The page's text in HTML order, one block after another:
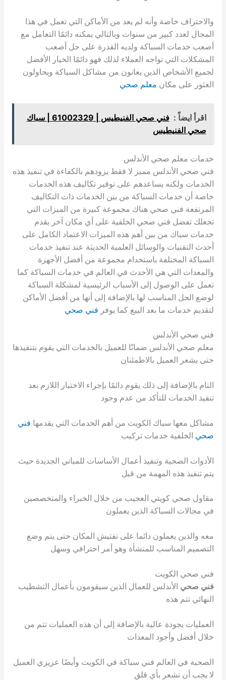
والاحتراف خاصة وأنه لم يعد من الأماكن التي تعمل في هذا
المجال لعدد كبير من سنوات وبالتالي يمكنه دائمًا التعامل مع
أصعب خدمات السباكة ولديه القدرة على حل أصعب
المشكلات التي تواجه العملاء لذلك فهو دائمًا الخيار الأفضل
لجميع الأشخاص الذين يعانون من مشاكل السباكة ويحاولون
العثور على مكان معلم صحي
اقرأ ايضاً :
فني صحي الفنيطيس | 61002329 | سباك
صحي الفنيطيس
خدمات معلم صحي الأندلس
فني صحي الأندلس مميز لا فقط يزودهم بالكفاءة في تنفيذ هذه
الخدمات ولكنه يساعدهم على توفير تكاليف هذه الخدمات
خاصة أن خدمات السباكة من بين الخدمات ذات التكاليف
المرتفعة فني صحي هناك مجموعة كبيرة من الميزات التي
تجعلك تفضل فني صحي الخلفية على أي مكان آخر يقدم
خدمات سباك من بين أهم هذه الميزات الاعتماد الكامل على
أحدث التقنيات والوسائل العلمية الحديثة عند تنفيذ خدمات
السباكة المختلفة باستخدام مجموعة من أفضل الأجهزة
والمعدات التي هي الأحدث في العالم في خدمات السباكة كما
تعمل على الوصول إلى الأسباب الرئيسية لمشكلة السباكة
لوضع الحل المناسب لها بالإضافة إلى أنها من أفضل الأماكن
لتقديم خدمات ما بعد البيع كما يوفر فني صحي
فني صحي الأندلس
معلم صحي الأندلس ضمانًا للعميل بالخدمات التي يقوم بتنفيذها
حتى يشعر العميل بالاطمئنان
التام بالإضافة إلى ذلك يقوم دائمًا بإجراء الاختبار اللازم بعد
تنفيذ الخدمات للتأكد من عدم وجود
مشاكل معها سباك الكويت من أهم الخدمات التي يقدمها فني
صحي الخلفية خدمات تركيب
الأدوات الصحية وتنفيذ أعمال الأساسات للمباني الجديدة حيث
يتم تنفيذ هذه المهمة من قبل
مقاول صحي كويتي العجيب من خلال الخبراء والمتخصصين
في مجالات السباكة الذين يعملون
معه والذين يعملون دائما على تفتيش المكان حتى يتم وضع
التصميم المناسب للمنشأة وهو أمر احترافي وسهل
فني صحي الكويت
فني صحي الأندلس للعمال الذين سيقومون بأعمال التشطيب
النهائي تتم هذه
العمليات بجودة عالية بالإضافة إلى أن هذه العمليات تتم من
خلال أفضل وأجود المعدات
الصحية في العالم فني سباكة في الكويت وأيضًا عزيزي العميل
لا يجب أن تشعر بأي قلق